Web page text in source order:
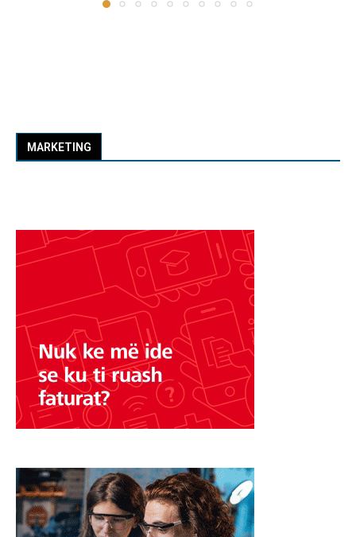
MARKETING